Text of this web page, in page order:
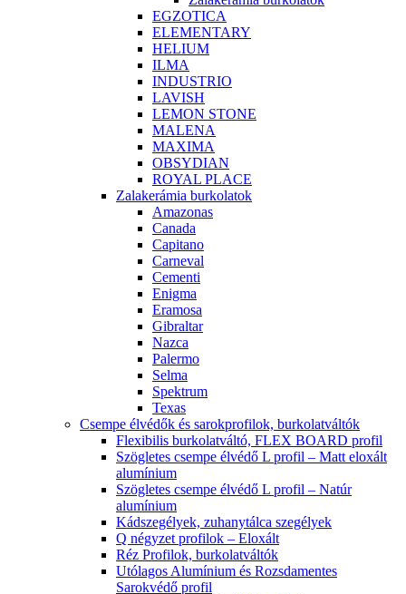
EGZOTICA
ELEMENTARY
HELIUM
ILMA
INDUSTRIO
LAVISH
LEMON STONE
MALENA
MAXIMA
OBSYDIAN
ROYAL PLACE
Zalakerámia burkolatok
Amazonas
Canada
Capitano
Carneval
Cementi
Enigma
Eramosa
Gibraltar
Nazca
Palermo
Selma
Spektrum
Texas
Csempe élvédők és sarokprofilok, burkolatváltók
Flexibilis burkolatváltó, FLEX BOARD profil
Szögletes csempe élvédő L profil – Matt eloxált
alumínium
Szögletes csempe élvédő L profil – Natúr
alumínium
Kádszegélyek, zuhanytálca szegélyek
Q négyzet profilok – Eloxált
Réz Profilok, burkolatváltók
Utólagos Alumínium és Rozsdamentes
Sarokvédő profil